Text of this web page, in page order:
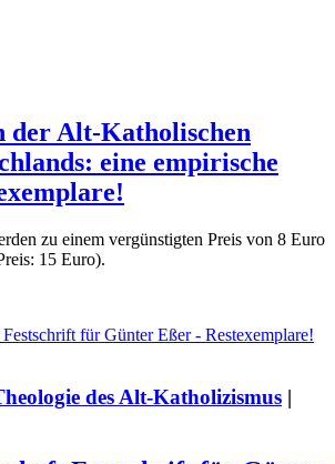
der Alt-Katholischen
eine empirische
zu einem vergünstigten Preis von 8 Euro
15 Euro).
des Alt-Katholizismus |